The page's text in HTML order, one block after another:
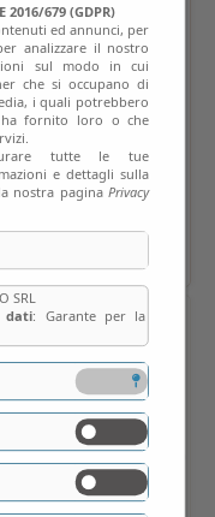
679 (GDPR)
ed annunci, per
analizzare il nostro
sul modo in cui
che si occupano di
i quali potrebbero
ha fornito loro o che
tutte le tue
e dettagli sulla
nostra paginaPrivacy
SRL
dati: Garante per la